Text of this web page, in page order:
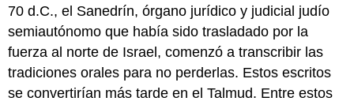
70 d.C., el Sanedrín, órgano jurídico y judicial judío
semiautónomo que había sido trasladado por la
fuerza al norte de Israel, comenzó a transcribir las
tradiciones orales para no perderlas. Estos escritos
se convertirían más tarde en el Talmud. Entre estos